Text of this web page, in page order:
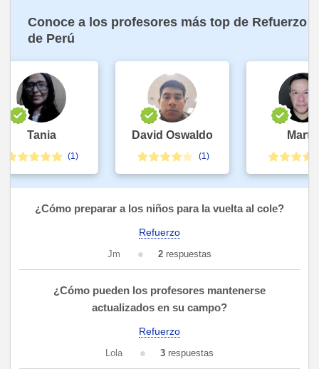
Conoce a los profesores más top de Refuerzo
de Perú
Tania
(1)
David Oswaldo
(1)
Martín
¿Cómo preparar a los niños para la vuelta al cole?
Refuerzo
Jm 2 respuestas
¿Cómo pueden los profesores mantenerse
actualizados en su campo?
Refuerzo
Lola 3 respuestas